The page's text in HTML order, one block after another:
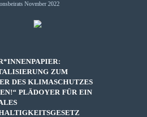
ZUM
DES KLIMASCHUTZES
PLÄDOYER FÜR EIN